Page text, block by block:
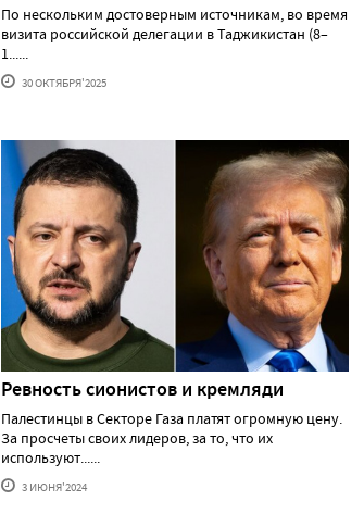
По нескольким достоверным источникам, во время
визита российской делегации в Таджикистан (8–
1......
30 ОКТЯБРЯ'2025
Ревность сионистов и кремляди
Палестинцы в Секторе Газа платят огромную цену.
За просчеты своих лидеров, за то, что их
используют......
3 ИЮНЯ'2024